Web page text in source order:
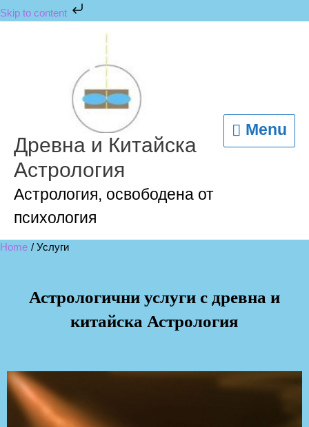
Skip to content
Skip
to
Древна и Китайска
Астрология
Астрология, освободена от
психология
Menu
Home Услуги
Астрологични услуги с древна и
китайска Астрология